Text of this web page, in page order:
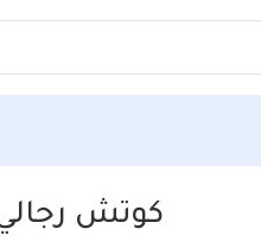
كوتش